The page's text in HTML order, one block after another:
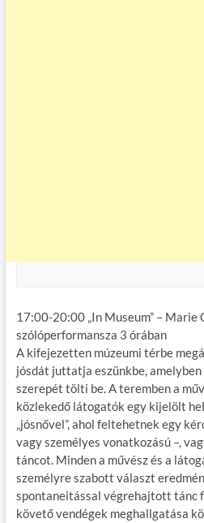
17:00-20:00 „In Museum” – Marie
szólóperformansza 3 órában
A kifejezetten múzeumi térbe
jósdát juttatja eszünkbe, amelyben
szerepét tölti be. A teremben a
közlekedő látogatók egy kijelölt
„jósnővel”, ahol feltehetnek egy
vagy személyes vonatkozású –,
táncot. Minden a művész és a
személyre szabott választ
spontaneitással végrehajtott tánc
követő vendégek meghallgatása